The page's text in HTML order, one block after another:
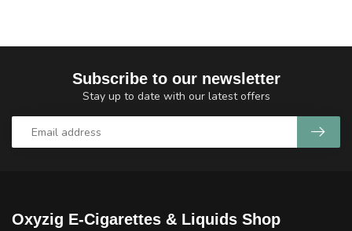
Subscribe to our newsletter
Stay up to date with our latest offers
Oxyzig E-Cigarettes & Liquids Shop